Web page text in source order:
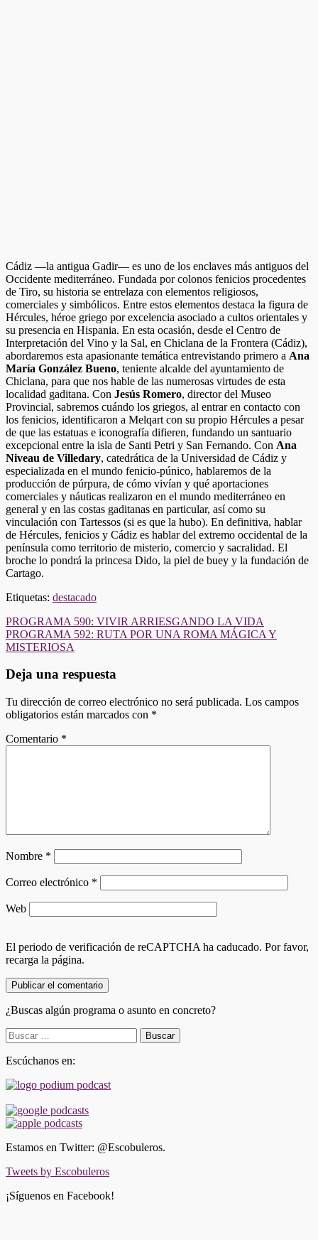
Cádiz —la antigua Gadir— es uno de los enclaves más antiguos del
Occidente mediterráneo. Fundada por colonos fenicios procedentes
de Tiro, su historia se entrelaza con elementos religiosos,
comerciales y simbólicos. Entre estos elementos destaca la figura de
Hércules, héroe griego por excelencia asociado a cultos orientales y
su presencia en Hispania. En esta ocasión, desde el Centro de
Interpretación del Vino y la Sal, en Chiclana de la Frontera (Cádiz),
abordaremos esta apasionante temática entrevistando primero a Ana
María González Bueno, teniente alcalde del ayuntamiento de
Chiclana, para que nos hable de las numerosas virtudes de esta
localidad gaditana. Con Jesús Romero, director del Museo
Provincial, sabremos cuándo los griegos, al entrar en contacto con
los fenicios, identificaron a Melqart con su propio Hércules a pesar
de que las estatuas e iconografía difieren, fundando un santuario
excepcional entre la isla de Santi Petri y San Fernando. Con Ana
Niveau de Villedary, catedrática de la Universidad de Cádiz y
especializada en el mundo fenicio-púnico, hablaremos de la
producción de púrpura, de cómo vivían y qué aportaciones
comerciales y náuticas realizaron en el mundo mediterráneo en
general y en las costas gaditanas en particular, así como su
vinculación con Tartessos (si es que la hubo). En definitiva, hablar
de Hércules, fenicios y Cádiz es hablar del extremo occidental de la
península como territorio de misterio, comercio y sacralidad. El
broche lo pondrá la princesa Dido, la piel de buey y la fundación de
Cartago.
Etiquetas: destacado
Navegación
de
PROGRAMA 590: VIVIR ARRIESGANDO LA VIDA
PROGRAMA 592: RUTA POR UNA ROMA MÁGICA Y
MISTERIOSA
Deja una respuesta
Tu dirección de correo electrónico no será publicada. Los campos
obligatorios están marcados con *
Comentario *
Nombre *
Correo electrónico *
Web
El periodo de verificación de reCAPTCHA ha caducado. Por favor,
recarga la página.
¿Buscas algún programa o asunto en concreto?
Buscar:
Escúchanos en:
Estamos en Twitter: @Escobuleros.
Tweets by Escobuleros
¡Síguenos en Facebook!